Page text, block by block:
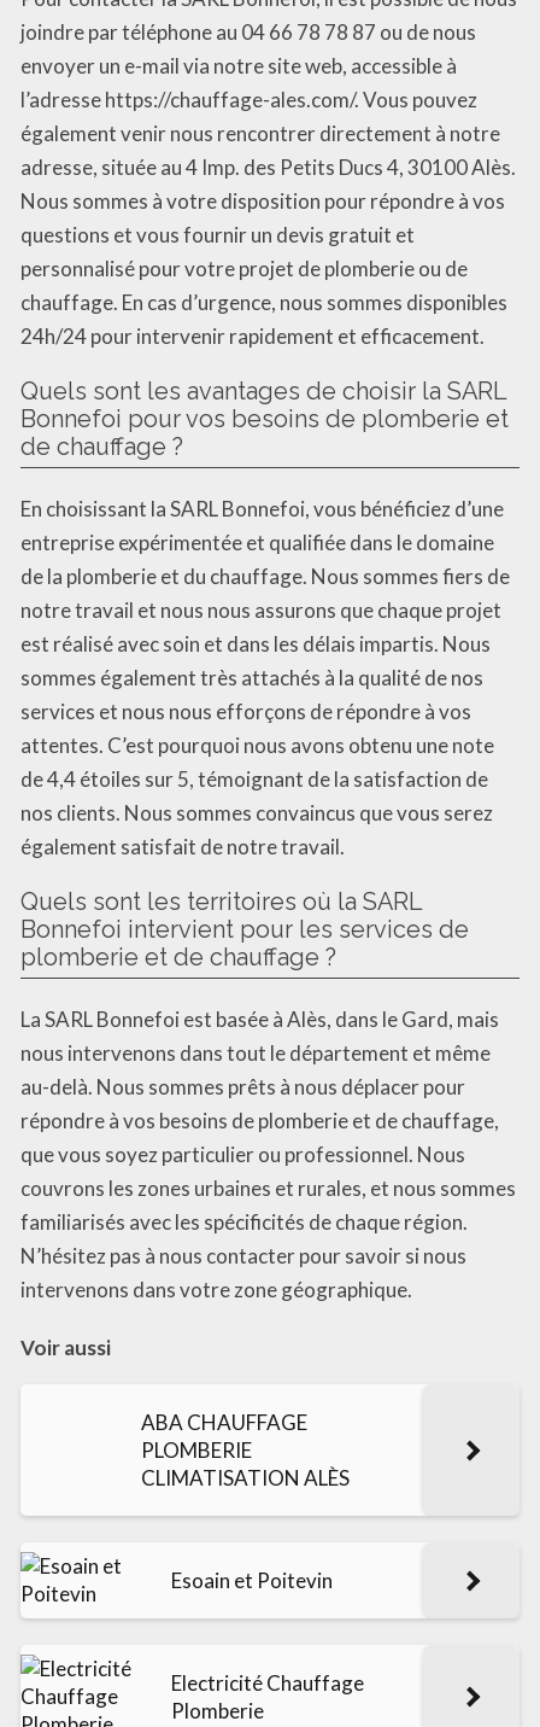
joindre par téléphone au 04 66 78 78 87 ou de nous
envoyer un e-mail via notre site web, accessible à
l’adresse https://chauffage-ales.com/. Vous pouvez
également venir nous rencontrer directement à notre
adresse, située au 4 Imp. des Petits Ducs 4, 30100 Alès.
Nous sommes à votre disposition pour répondre à vos
questions et vous fournir un devis gratuit et
personnalisé pour votre projet de plomberie ou de
chauffage. En cas d’urgence, nous sommes disponibles
24h/24 pour intervenir rapidement et efficacement.
Quels sont les avantages de choisir la SARL
Bonnefoi pour vos besoins de plomberie et
de chauffage ?
En choisissant la SARL Bonnefoi, vous bénéficiez d’une
entreprise expérimentée et qualifiée dans le domaine
de la plomberie et du chauffage. Nous sommes fiers de
notre travail et nous nous assurons que chaque projet
est réalisé avec soin et dans les délais impartis. Nous
sommes également très attachés à la qualité de nos
services et nous nous efforçons de répondre à vos
attentes. C’est pourquoi nous avons obtenu une note
de 4,4 étoiles sur 5, témoignant de la satisfaction de
nos clients. Nous sommes convaincus que vous serez
également satisfait de notre travail.
Quels sont les territoires où la SARL
Bonnefoi intervient pour les services de
plomberie et de chauffage ?
La SARL Bonnefoi est basée à Alès, dans le Gard, mais
nous intervenons dans tout le département et même
au-delà. Nous sommes prêts à nous déplacer pour
répondre à vos besoins de plomberie et de chauffage,
que vous soyez particulier ou professionnel. Nous
couvrons les zones urbaines et rurales, et nous sommes
familiarisés avec les spécificités de chaque région.
N’hésitez pas à nous contacter pour savoir si nous
intervenons dans votre zone géographique.
Voir aussi
ABA CHAUFFAGE
PLOMBERIE
CLIMATISATION ALÈS
Esoain et Poitevin
Electricité Chauffage
Plomberie